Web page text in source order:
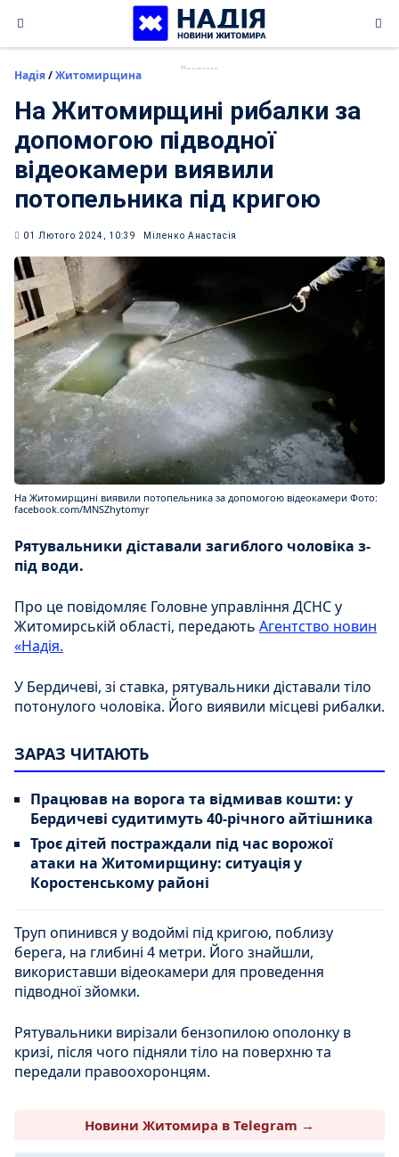
content
Надія/Житомирщина
На Житомирщині рибалки за
допомогою підводної
відеокамери виявили
потопельника під кригою
01 Лютого 2024, 10:39 Міленко Анастасія
На Житомирщині виявили потопельника за допомогою відеокамери Фото:
facebook.com/MNSZhytomyr
Рятувальники діставали загиблого чоловіка з-
під води.
Про це повідомляє Головне управління ДСНС у
Житомирській області, передають Агентство новин
«Надія.
У Бердичеві, зі ставка, рятувальники діставали тіло
потонулого чоловіка. Його виявили місцеві рибалки.
ЗАРАЗ ЧИТАЮТЬ
Працював на ворога та відмивав кошти: у
Бердичеві судитимуть 40-річного айтішника
Троє дітей постраждали під час ворожої
атаки на Житомирщину: ситуація у
Коростенському районі
Труп опинився у водоймі під кригою, поблизу
берега, на глибині 4 метри. Його знайшли,
використавши відеокамери для проведення
підводної зйомки.
Рятувальники вирізали бензопилою ополонку в
кризі, після чого підняли тіло на поверхню та
передали правоохоронцям.
Новини Житомира в Telegram →